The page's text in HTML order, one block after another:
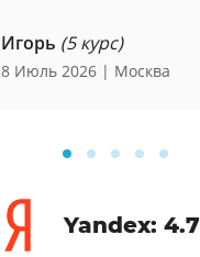
Игорь (5 курс)
8 Июль 2026 | Москва
Yandex: 4.7